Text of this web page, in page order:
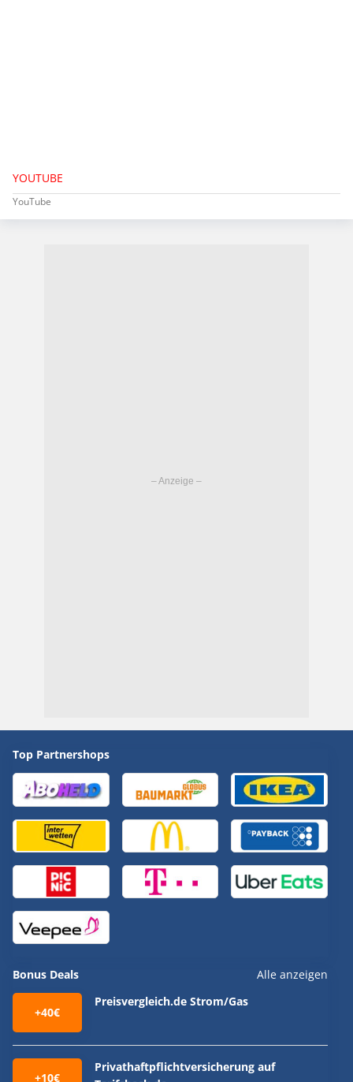
YOUTUBE
YouTube
Top Partnershops
Bonus Deals Alle anzeigen
+40€
Preisvergleich.de Strom/Gas
+10€
Privathaftpflichtversicherung auf